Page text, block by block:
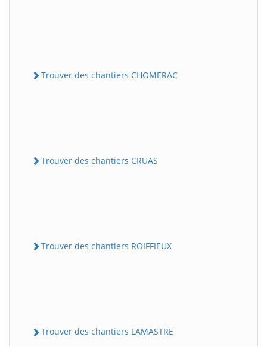
Trouver des chantiers CHOMERAC
Trouver des chantiers CRUAS
Trouver des chantiers ROIFFIEUX
Trouver des chantiers LAMASTRE